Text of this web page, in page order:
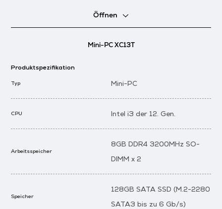
Öffnen
Mini-PC XC13T
Produktspezifikation
Typ Mini-PC
CPU Intel i3 der 12. Gen.
Arbeitsspeicher
8GB DDR4 3200MHz SO-
DIMM x 2
Speicher
128GB SATA SSD (M.2-2280
SATA3 bis zu 6 Gb/s)